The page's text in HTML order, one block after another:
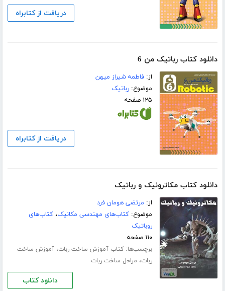
دریافت از کتابراه
دانلود کتاب رباتیک من 6
از:فاطمه شیراز میهن
موضوع:رباتیک
۱۲۵ صفحه
دریافت از کتابراه
دانلود کتاب مکاترونیک و رباتیک
از: مرتضی هومان فرد
موضوع:کتاب‌های مهندسی مکانیک،کتاب‌های
روباتیک
۱۱۰ صفحه
برچسب‌ها:کتاب آموزش ساخت ربات،آموزش ساخت
ربات، مراحل ساخت ربات
دانلود کتاب